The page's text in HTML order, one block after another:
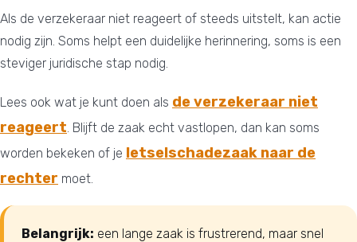
Als de verzekeraar niet reageert of steeds uitstelt, kan actie
nodig zijn. Soms helpt een duidelijke herinnering, soms is een
steviger juridische stap nodig.
Lees ook wat je kunt doen als de verzekeraar niet
reageert. Blijft de zaak echt vastlopen, dan kan soms
worden bekeken of je letselschadezaak naar de
rechter moet.
Belangrijk: een lange zaak is frustrerend, maar snel